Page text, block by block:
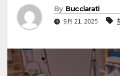
By Bucciarati
9月 21, 2025